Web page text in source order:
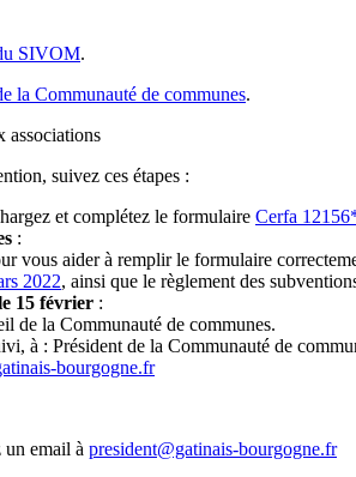
SIVOM.
la Communauté de communes.
associations
suivez ces étapes :
et complétez le formulaire Cerfa
:
vous aider à remplir le formulaire
2022, ainsi que le règlement des
15 février :
de la Communauté de communes.
à : Président de la Communauté de
bourgogne.fr
un email à president@gatinais-bourgogne.fr